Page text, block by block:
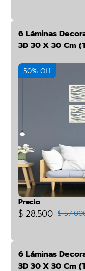
6 Láminas
3D 30 X 30 Cm
50% Off
Precio
$ 28.500 $
6 Láminas
3D 30 X 30 Cm